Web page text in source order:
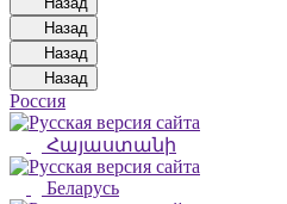
Назад
Назад
Назад
Россия
Հայաստանի
Беларусь